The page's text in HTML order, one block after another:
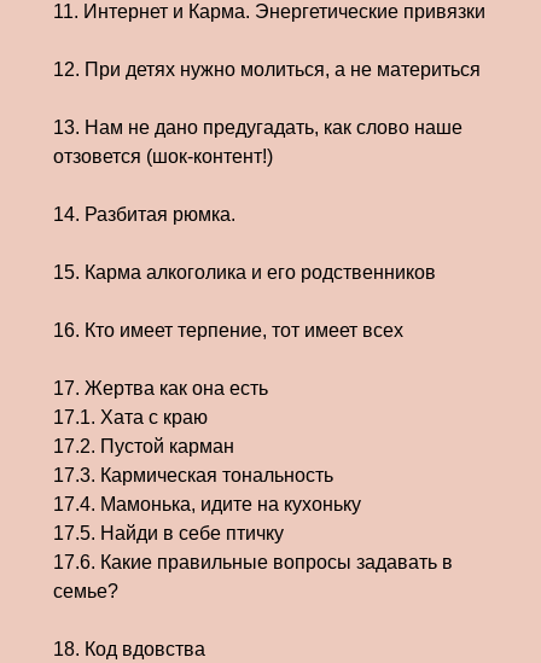
11. Интернет и Карма. Энергетические привязки
12. При детях нужно молиться, а не материться
13. Нам не дано предугадать, как слово наше
отзовется (шок-контент!)
14. Разбитая рюмка.
15. Карма алкоголика и его родственников
16. Кто имеет терпение, тот имеет всех
17. Жертва как она есть
17.1. Хата с краю
17.2. Пустой карман
17.3. Кармическая тональность
17.4. Мамонька, идите на кухоньку
17.5. Найди в себе птичку
17.6. Какие правильные вопросы задавать в
семье?
18. Код вдовства